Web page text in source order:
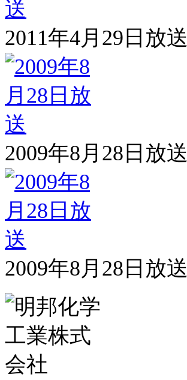
2011年4月29日放送
2009年8月28日放送
2009年8月28日放送